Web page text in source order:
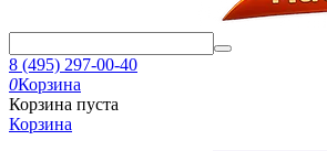
8 (495) 297-00-40
0Корзина
Корзина пуста
Корзина